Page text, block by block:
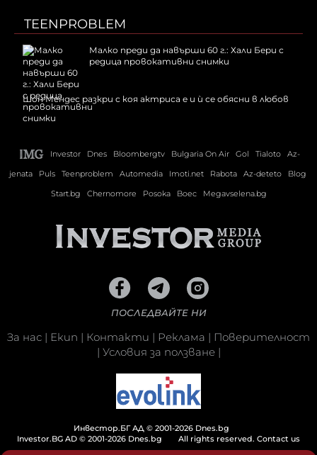
TEENPROBLEM
Малко преди да навърши 60 г.: Хали Бери с
редица провокативни снимки
Шон Мендес разкри с коя актриса е и ѝ се обясни в любов
Investor Dnes Bloombergtv Bulgaria On Air Gol Tialoto
Az-
jenata
Puls Teenproblem Automedia Imoti.net Rabota Az-deteto
Blog
Start.bg
Chernomore Posoka Boec Megavselena.bg
ПОСЛЕДВАЙТЕ НИ
За нас | Екип | Контакти | Реклама | Поверителност
| Условия за ползване|
Инвестор.БГ АД © 2001-2026 Dnes.bg
Investor.BG AD © 2001-2026 Dnes.bg
All rights reserved. Contact us